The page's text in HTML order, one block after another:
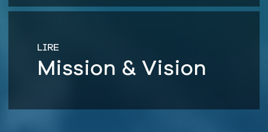
LIRE
Mission & Vision